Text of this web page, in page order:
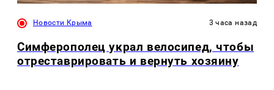
Новости Крыма 3 часа назад
Симферополец украл велосипед, чтобы
отреставрировать и вернуть хозяину